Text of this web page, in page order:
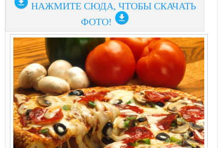
НАЖМИТЕ СЮДА, ЧТОБЫ СКАЧАТЬ
ФОТО!